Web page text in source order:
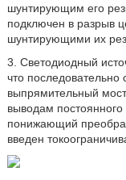
шунтирующим его
подключен в разрыв
шунтирующими их
3. Светодиодный
что
выпрямительный
выводам
понижающий
введен